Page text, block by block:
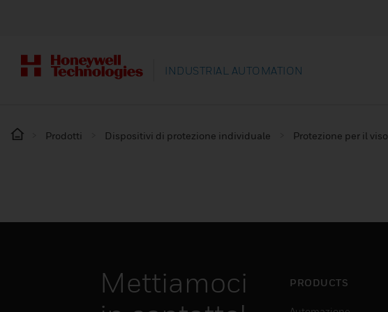
INDUSTRIAL AUTOMATION
Prodotti Dispositivi di protezione individuale Protezione per il viso
Mettiamoci
PRODUCTS